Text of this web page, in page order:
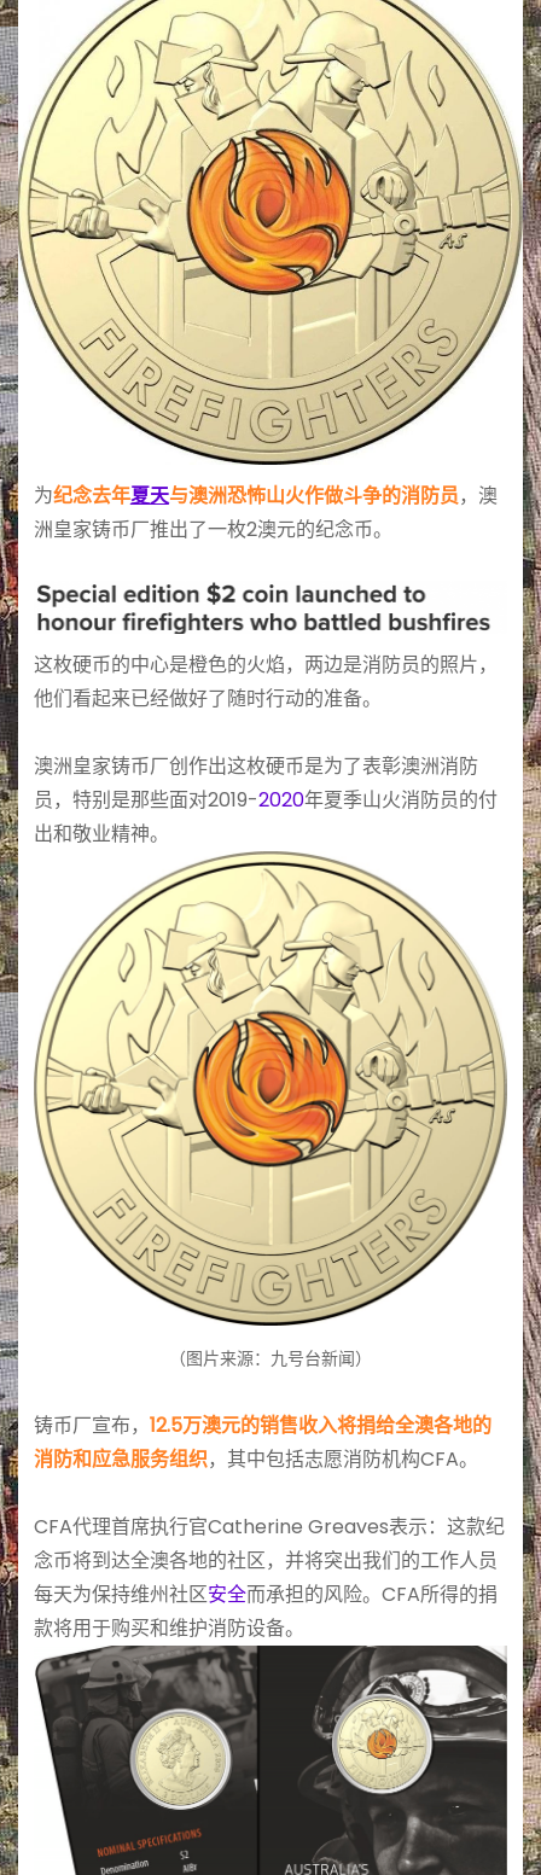
为纪念去年夏天与澳洲恐怖山火作做斗争的消防员，澳
洲皇家铸币厂推出了一枚2澳元的纪念币。
这枚硬币的中心是橙色的火焰，两边是消防员的照片，
他们看起来已经做好了随时行动的准备。
澳洲皇家铸币厂创作出这枚硬币是为了表彰澳洲消防
员，特别是那些面对2019-2020年夏季山火消防员的付
出和敬业精神。
（图片来源：九号台新闻）
铸币厂宣布， 12.5万澳元的销售收入将捐给全澳各地的
消防和应急服务组织，其中包括志愿消防机构CFA。
CFA代理首席执行官Catherine Greaves表示：这款纪
念币将到达全澳各地的社区，并将突出我们的工作人员
每天为保持维州社区安全而承担的风险。CFA所得的捐
款将用于购买和维护消防设备。